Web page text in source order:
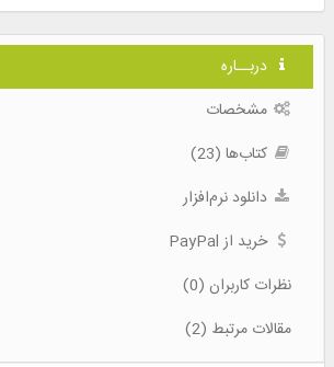
دربــاره
مشخصات
کتاب‌ها (23)
دانلود نرم‌افزار
خرید از PayPal
نظرات کاربران (0)
مقالات مرتبط (2)